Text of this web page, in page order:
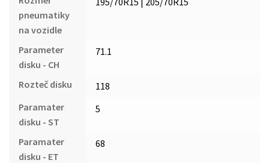
pneumatiky
na vozidle
Parameter
disku - CH
71.1
Rozteč disku
118
Paramater
disku - ST
5
Paramater
disku - ET
68